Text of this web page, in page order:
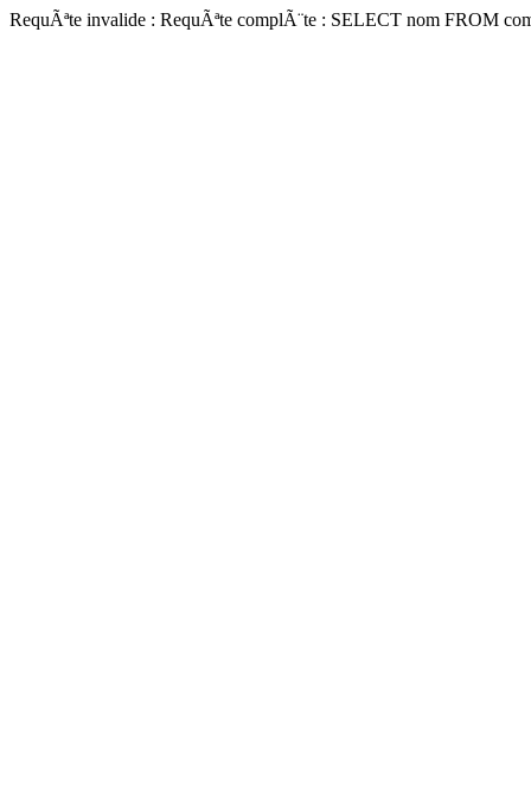
RequÃªte invalide : RequÃªte complÃ¨te : SELECT nom FROM